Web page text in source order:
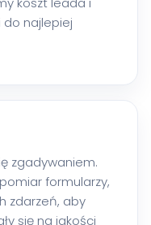
do najlepiej
zgadywaniem.
formularzy,
zdarzeń, aby
się na jakości